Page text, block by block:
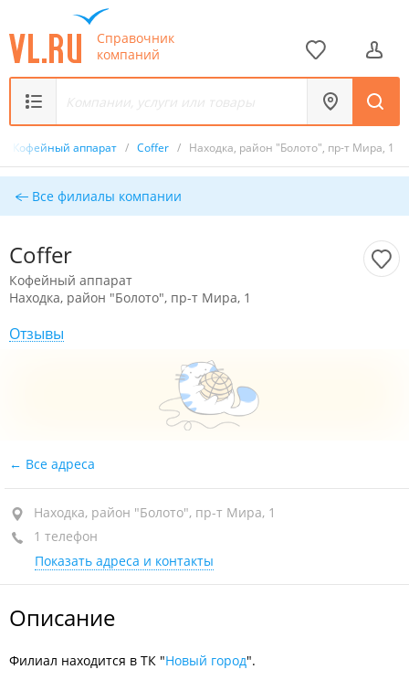
Справочник
компаний
Кофейный аппарат / Coffer / Находка, район "Болото", пр-т Мира, 1
Все филиалы компании
Coffer
Кофейный аппарат
Находка, район "Болото", пр-т Мира, 1
Отзывы
Все адреса
Находка, район "Болото", пр-т Мира, 1
1 телефон
Показать адреса и контакты
Описание
Филиал находится в ТК "Новый город".